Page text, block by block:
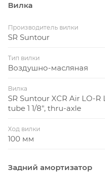
Вилка
Производитель вилки
SR Suntour
Тип вилки
Воздушно-масляная
Вилка
SR Suntour XCR Air LO-
tube 1 1/8", thru-axle
Ход вилки
100 мм
Задний амортизатор